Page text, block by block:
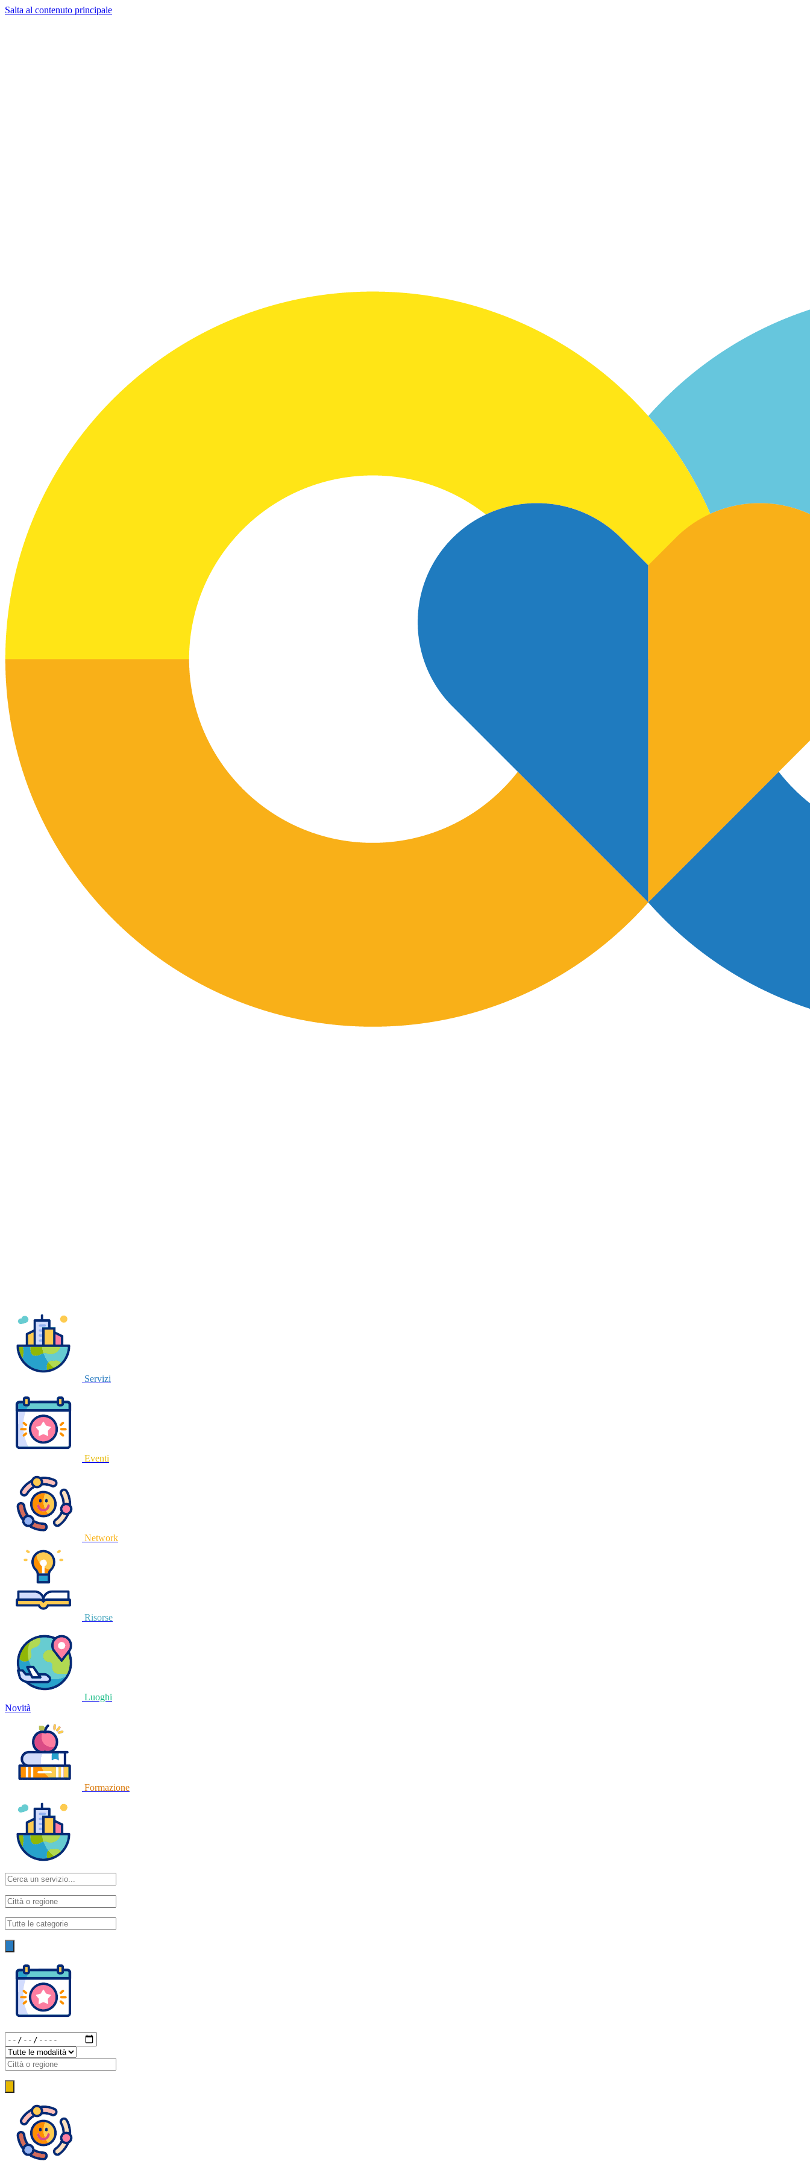
Salta al contenuto principale
Servizi
Eventi
Network
Risorse
Luoghi
Novità
Formazione